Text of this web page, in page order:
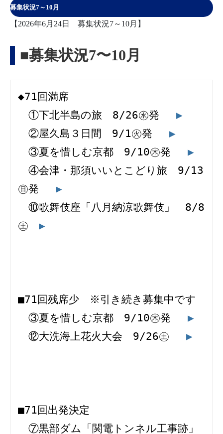
募集状況7～10月
【2026年6月24日 募集状況7～10月】
■募集状況7〜10月
◆71回満席
①下北半島の旅　8/26㊌発 ▶
②屋久島３日間　9/1㊋発 ▶
③夏を惜しむ京都　9/10㊍発 ▶
④会津・那須いいとこどり旅　9/13
㊐発 ▶
⑩歌舞伎座「八月納涼歌舞伎」　8/8
㊏ ▶
■71回残席少　※引き続き募集中です
③夏を惜しむ京都　9/10㊍発 ▶
⑫大洗海上花火大会　9/26㊏ ▶
■71回出発決定
⑦黒部ダム「関電トンネル工事跡」